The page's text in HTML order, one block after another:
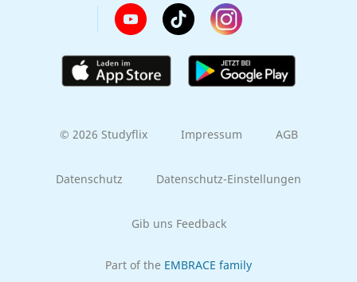
© 2026 Studyflix Impressum AGB
Datenschutz Datenschutz-Einstellungen
Gib uns Feedback
Part of the EMBRACE family